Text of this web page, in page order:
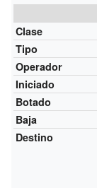
Clase
Tipo
Operador
Iniciado
Botado
Baja
Destino